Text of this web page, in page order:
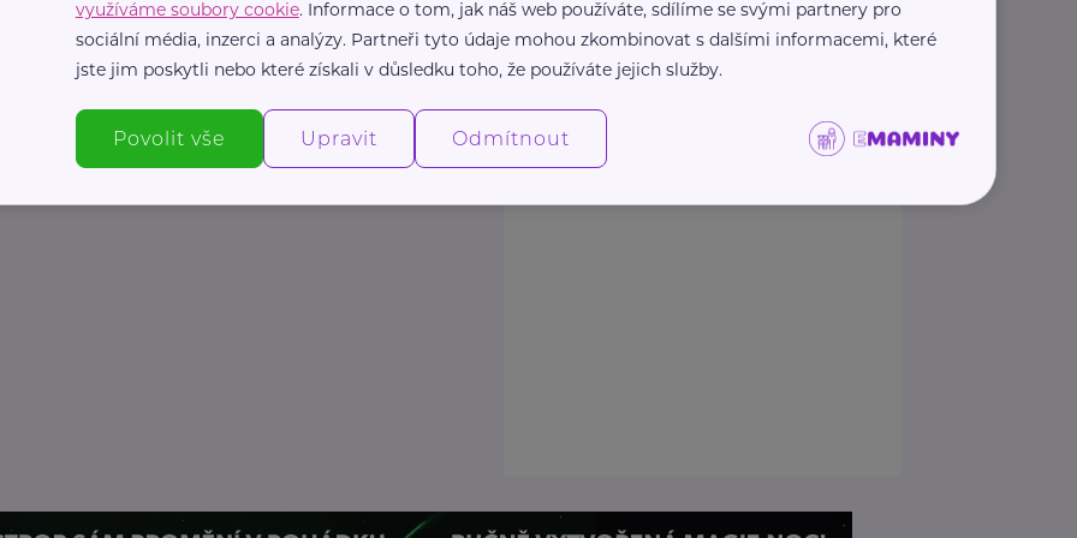
Zobrazit přehled společností
využíváme soubory cookie. Informace o tom, jak náš web používáte, sdílíme se svými partnery pro
sociální média, inzerci a analýzy. Partneři tyto údaje mohou zkombinovat s dalšími informacemi, které
jste jim poskytli nebo které získali v důsledku toho, že používáte jejich služby.
Povolit vše Upravit Odmítnout